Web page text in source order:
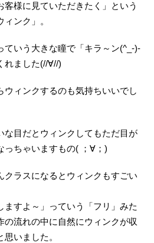
客様に見ていただきたく」という
ンク」。
ていう大きな瞳で「キラ～ン(^_-)-
れました(//∀//)
ウィンクするのも気持ちいいでし
な目だとウィンクしてもただ目が
っちゃいますもの( ；∀；)
クラスになるとウィンクもすごい
ますよ～」っていう「フリ」みた
の流れの中に自然にウィンクが収
いました。